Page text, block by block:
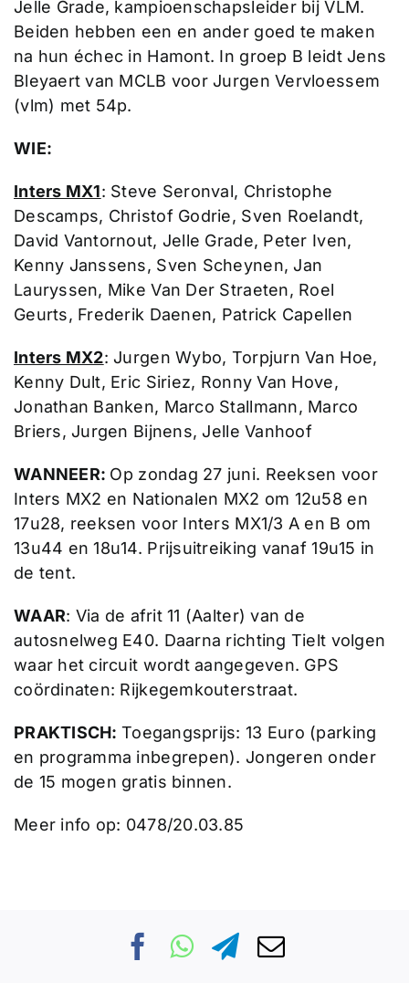
Jelle Grade, kampioenschapsleider bij VLM.
Beiden hebben een en ander goed te maken
na hun échec in Hamont. In groep B leidt Jens
Bleyaert van MCLB voor Jurgen Vervloessem
(vlm) met 54p.
WIE:
Inters MX1: Steve Seronval, Christophe
Descamps, Christof Godrie, Sven Roelandt,
David Vantornout, Jelle Grade, Peter Iven,
Kenny Janssens, Sven Scheynen, Jan
Lauryssen, Mike Van Der Straeten, Roel
Geurts, Frederik Daenen, Patrick Capellen
Inters MX2: Jurgen Wybo, Torpjurn Van Hoe,
Kenny Dult, Eric Siriez, Ronny Van Hove,
Jonathan Banken, Marco Stallmann, Marco
Briers, Jurgen Bijnens, Jelle Vanhoof
WANNEER: Op zondag 27 juni. Reeksen voor
Inters MX2 en Nationalen MX2 om 12u58 en
17u28, reeksen voor Inters MX1/3 A en B om
13u44 en 18u14. Prijsuitreiking vanaf 19u15 in
de tent.
WAAR: Via de afrit 11 (Aalter) van de
autosnelweg E40. Daarna richting Tielt volgen
waar het circuit wordt aangegeven. GPS
coördinaten: Rijkegemkouterstraat.
PRAKTISCH: Toegangsprijs: 13 Euro (parking
en programma inbegrepen). Jongeren onder
de 15 mogen gratis binnen.
Meer info op: 0478/20.03.85